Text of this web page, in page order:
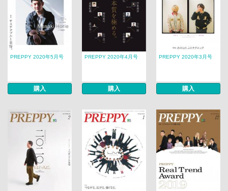
PREPPY 2020年5月号
購入
PREPPY 2020年4月号
購入
PREPPY 2020年3月号
購入